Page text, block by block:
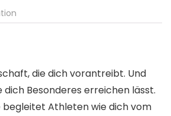
die dich vorantreibt. Und
dich Besonderes erreichen lässt.
Athleten wie dich vom